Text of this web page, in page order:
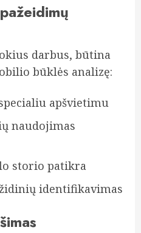
darbus, būtina
būklės analizę:
apšvietimu
naudojimas
storio patikra
identifikavimas